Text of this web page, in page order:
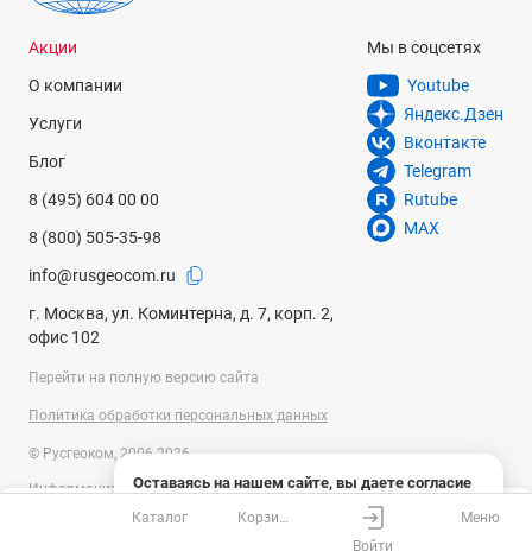
Оставаясь на нашем сайте, вы даете согласие
на использование файлов cookies и сбор данных
системами веб-аналитики
Акции
О компании
Услуги
Блог
8 (495) 604 00 00
8 (800) 505-35-98
info@rusgeocom.ru
г. Москва, ул. Коминтерна, д. 7, корп. 2,
офис 102
Мы в соцсетях
Youtube
Яндекс.Дзен
Вконтакте
Telegram
Rutube
MAX
Перейти на полную версию сайта
Политика обработки персональных данных
© Русгеоком, 2006-2026
Информация на сайте носит справочный характер и не является
публичной офертой, определяемой положениями Статьи 437
Гражданского кодекса Российской Федерации. Технические
Каталог
Корзина
Войти
Меню